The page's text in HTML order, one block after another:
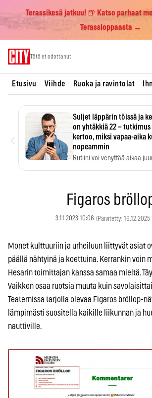
Terassikesä jatkuu! 🍺 Katso parhaat
Terassioppaasta →
Tätä et odottanut
Etusivu Viihde Ruoka ja ravintolat
Suljet läppärin töissä ja
on yhtäkkiä 22 – tutkimus
kertoo, miksi vapaa-aika
nopeammin
Rutiini voi venyttää aikaa
Figaros
3.11.2023 10:06 (Päivitetty: 16.12.2025
Monet kulttuuriin ja urheiluun liittyvät asiat
päällä nähtyinä ja koettuina. Kerrankin voin
Hesarin toimittajan kanssa samaa mieltä.
Vaikken osaa ruotsia muuta kuin
Teaternissa tarjolla olevaa Figaros bröllop-
lämpimästi suositella kaikille liikunnan ja
nauttiville.